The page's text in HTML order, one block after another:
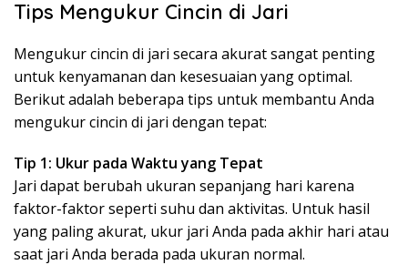
Tips Mengukur Cincin di Jari
Mengukur cincin di jari secara akurat sangat penting
untuk kenyamanan dan kesesuaian yang optimal.
Berikut adalah beberapa tips untuk membantu Anda
mengukur cincin di jari dengan tepat:
Tip 1: Ukur pada Waktu yang Tepat
Jari dapat berubah ukuran sepanjang hari karena
faktor-faktor seperti suhu dan aktivitas. Untuk hasil
yang paling akurat, ukur jari Anda pada akhir hari atau
saat jari Anda berada pada ukuran normal.